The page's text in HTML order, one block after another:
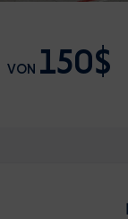
VON 150$